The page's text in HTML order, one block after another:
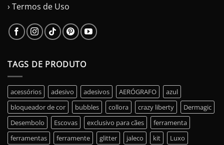
› Termos de Uso
TAGS DE PRODUTO
acessórios adesivo adesivos AERÓGRAFO
azul
bloqueador de cor
bubbles collora crazy liberty
Dermagic
Desembolo
Escovas exclusivo para cães
ferramenta
ferramentas
ferramente glitter jaleco kit
Luxo